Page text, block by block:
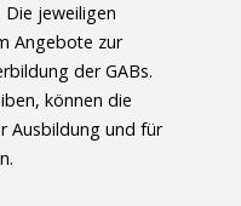
jeweiligen
Angebote zur
der GABs.
können die
Ausbildung und für